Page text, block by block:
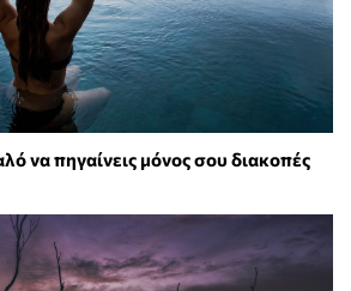
να πηγαίνεις μόνος σου διακοπές